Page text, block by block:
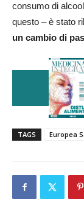
consumo di
questo – è stato
un cambio di
TAGS Europea